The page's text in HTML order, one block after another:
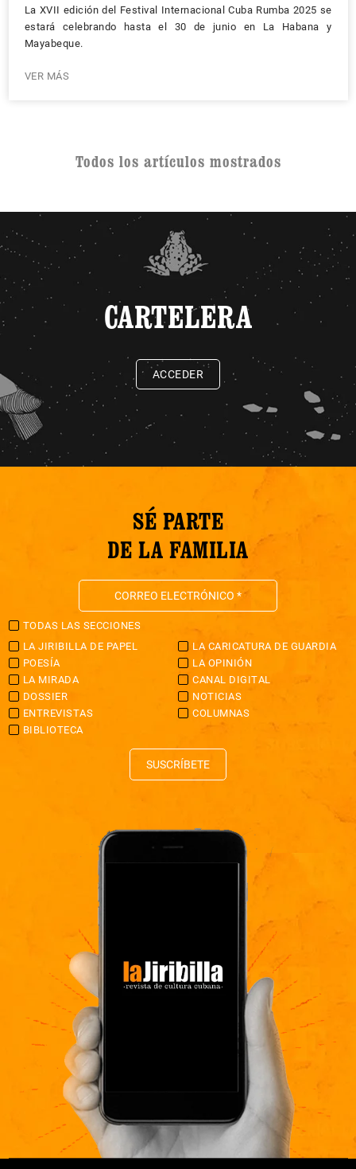
La XVII edición del Festival Internacional Cuba Rumba 2025 se
estará celebrando hasta el 30 de junio en La Habana y
Mayabeque.
VER MÁS
Todos los artículos mostrados
CARTELERA
ACCEDER
SÉ PARTE
DE LA FAMILIA
TODAS LAS SECCIONES
LA JIRIBILLA DE PAPEL
LA CARICATURA DE GUARDIA
POESÍA
LA OPINIÓN
LA MIRADA
CANAL DIGITAL
DOSSIER
NOTICIAS
ENTREVISTAS
COLUMNAS
BIBLIOTECA
SUSCRÍBETE